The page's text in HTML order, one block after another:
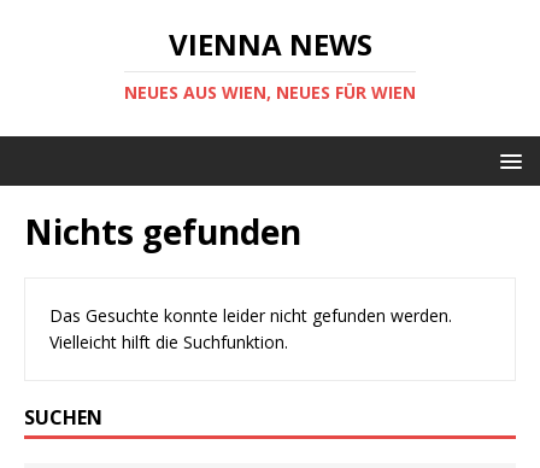
VIENNA NEWS
NEUES AUS WIEN, NEUES FÜR WIEN
Nichts gefunden
Das Gesuchte konnte leider nicht gefunden werden.
Vielleicht hilft die Suchfunktion.
SUCHEN